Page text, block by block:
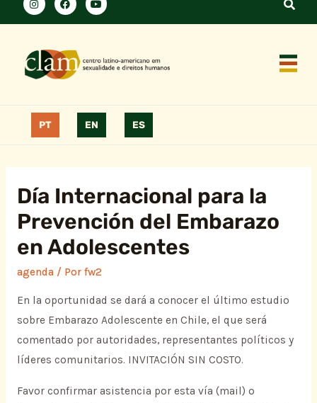
PT EN ES
Día Internacional para la
Prevención del Embarazo
en Adolescentes
agenda/ Por fw2
En la oportunidad se dará a conocer el último estudio
sobre Embarazo Adolescente en Chile, el que será
comentado por autoridades, representantes políticos y
líderes comunitarios. INVITACIÓN SIN COSTO.
Favor confirmar asistencia por esta vía (mail) o